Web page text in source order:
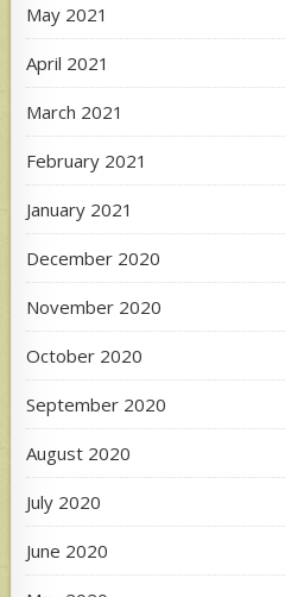
May 2021
April 2021
March 2021
February 2021
January 2021
December 2020
November 2020
October 2020
September 2020
August 2020
July 2020
June 2020